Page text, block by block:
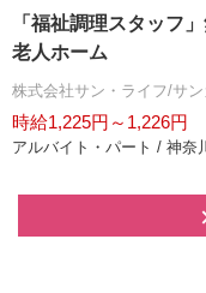
「福祉調理スタッフ
老人ホーム
株式会社サン・ライフ/サ
時給1,225円～1,226円
アルバイト・パート / 神奈